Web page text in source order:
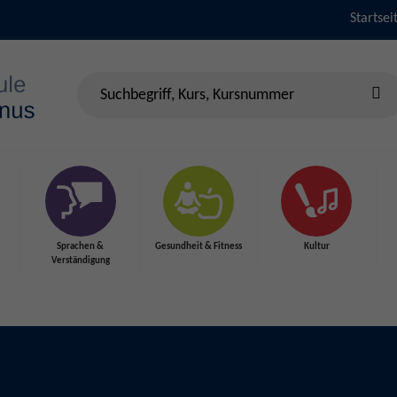
Sprachen &
Verständigung
Gesundheit & Fitness Kultur